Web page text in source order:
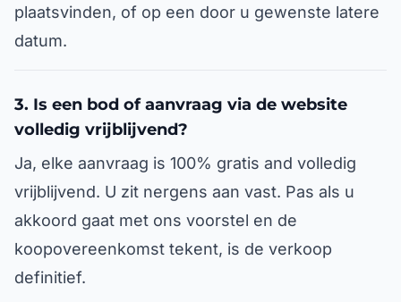
plaatsvinden, of op een door u gewenste latere
datum.
3. Is een bod of aanvraag via de website
volledig vrijblijvend?
Ja, elke aanvraag is 100% gratis and volledig
vrijblijvend. U zit nergens aan vast. Pas als u
akkoord gaat met ons voorstel en de
koopovereenkomst tekent, is de verkoop
definitief.